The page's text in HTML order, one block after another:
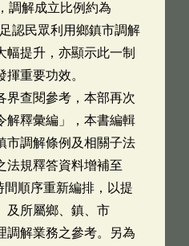
調解成立比例約為
認民眾利用鄉鎮市調解
幅提升，亦顯示此一制
重要功效。
界查閱參考，本部再次
解釋彙編」，本書編輯
市調解條例及相關子法
法規釋答資料增補至
順序重新編排，以提
及所屬鄉、鎮、市
調解業務之參考。另為